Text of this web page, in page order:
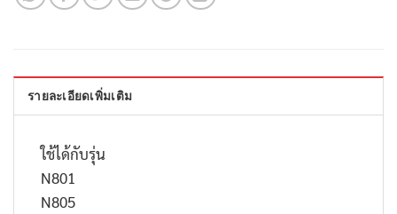
รายละเอียดเพิ่มเติม
ใช้ได้กับรุ่น
N801
N805